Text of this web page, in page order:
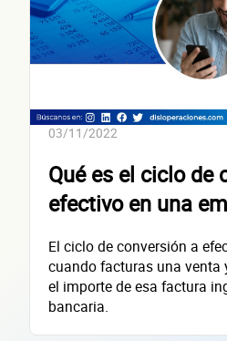
03/11/2022
Qué es el ciclo de
efectivo en una
El ciclo de conversión a
cuando facturas una venta
el importe de esa factura
bancaria.
Confirma tu correo electrónico
Sitio electrónico